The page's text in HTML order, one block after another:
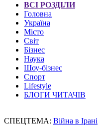
ВСІ РОЗДІЛИ
Головна
Україна
Місто
Світ
Бізнес
Наука
Шоу-бізнес
Спорт
Lifestyle
БЛОГИ ЧИТАЧІВ
СПЕЦТЕМА: Війна в Ірані